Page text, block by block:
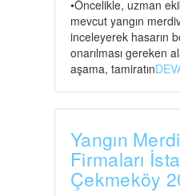
•Öncelikle, uzman
mevcut yangın
inceleyerek hasarın
onarılması gereken
aşama, tamiratın
Yangın
Firmaları
Çekmeköy